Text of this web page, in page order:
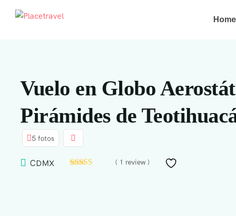
Home
Vuelo en Globo
Pirámides de
5 fotos
CDMX ( 1 review )